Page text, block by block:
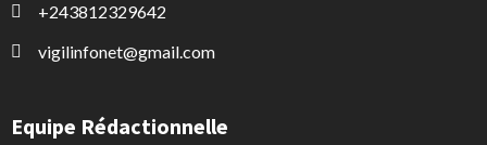
+243812329642
vigilinfonet@gmail.com
Equipe Rédactionnelle